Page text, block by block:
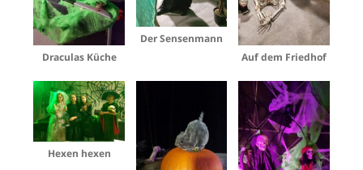
Draculas Küche
Der Sensenmann
Auf dem Friedhof
Hexen hexen